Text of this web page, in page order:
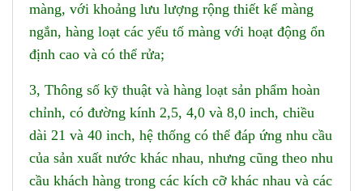
màng, với khoảng lưu lượng rộng thiết kế màng
ngắn, hàng loạt các yếu tố màng với hoạt động ổn
định cao và có thể rửa;
3, Thông số kỹ thuật và hàng loạt sản phẩm hoàn
chỉnh, có đường kính 2,5, 4,0 và 8,0 inch, chiều
dài 21 và 40 inch, hệ thống có thể đáp ứng nhu cầu
của sản xuất nước khác nhau, nhưng cũng theo nhu
cầu khách hàng trong các kích cỡ khác nhau và các